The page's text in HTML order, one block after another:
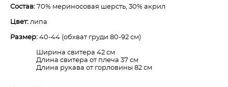
Состав: 70% мериносовая шерсть, 30% акрил
​Цвет: липа
Размер: 40-44 (обхват груди 80-92 см)
Ширина свитера 42 см
Длина свитера от плеча 37 см
Длина рукава от горловины 82 см